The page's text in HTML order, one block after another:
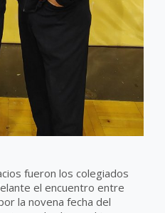
fueron los colegiados
el encuentro entre
la novena fecha del